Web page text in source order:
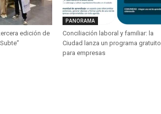
edición de
PANORAMA
Conciliación laboral y familiar: la
Ciudad lanza un programa gratuito
para empresas